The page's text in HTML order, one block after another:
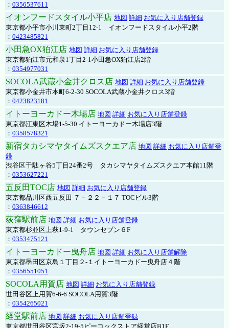
： 0356537611
イオンフードスタイル小平店 地図 詳細 お気に入り店舗登録
東京都小平市小川東町2丁目12-1 イオンフードスタイル小平2階
： 0423485821
小田急OX狛江店 地図 詳細 お気に入り店舗登録
東京都狛江市元和泉1丁目2-1小田急OX狛江店2階
： 0354977031
SOCOLA武蔵小金井クロス店 地図 詳細 お気に入り店舗登録
東京都小金井市本町6-2-30 SOCOLA武蔵小金井クロス3階
： 0423823181
イトーヨーカドー木場店 地図 詳細 お気に入り店舗登録
東京都江東区木場1-5-30 イトーヨーカドー木場店3階
： 0358578321
新宿タカシマヤタイムズスクエア店 地図 詳細 お気に入り店舗登
録
渋谷区千駄ヶ谷5丁目24番2号 タカシマヤタイムズスクエア本館11階
： 0353627221
五反田TOC店 地図 詳細 お気に入り店舗登録
東京都品川区西五反田 ７－２２－１７ TOCビル3階
： 0363846612
荻窪駅前店 地図 詳細 お気に入り店舗登録
東京都杉並区上萩1-9-1 タウンセブン６F
： 0353475121
イトーヨーカドー曳舟店 地図 詳細 お気に入り店舗解除
東京都墨田区京島１丁目２-１イトーヨーカドー曳舟店４階
： 0356551051
SOCOLA用賀店 地図 詳細 お気に入り店舗登録
世田谷区上用賀6-6-6 SOCOLA用賀3階
： 0354265021
経堂駅前店 地図 詳細 お気に入り店舗登録
東京都世田谷区宮坂2-19-5ピーコックストア経堂店B1F